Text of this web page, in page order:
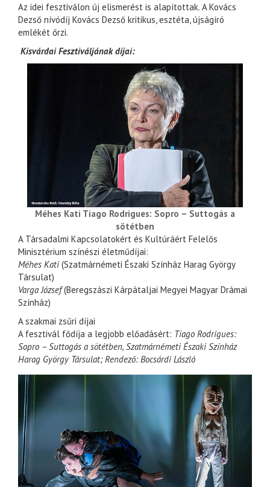
Az idei fesztiválon új elismerést is alapítottak. A Kovács
Dezső nívódíj Kovács Dezső kritikus, esztéta, újságíró
emlékét őrzi.
Kisvárdai Fesztiváljának díjai:
Méhes Kati Tiago Rodrigues: Sopro – Suttogás a
sötétben
A Társadalmi Kapcsolatokért és Kultúráért Felelős
Minisztérium színészi életműdíjai:
Méhes Kati(Szatmárnémeti Északi Színház Harag György
Társulat)
Varga József(Beregszászi Kárpátaljai Megyei Magyar Drámai
Színház)
A szakmai zsűri díjai
A fesztivál fődíja a legjobb előadásért: Tiago Rodrigues:
Sopro – Suttogás a sötétben, Szatmárnémeti Északi Színház
Harag György Társulat; Rendező: Bocsárdi László